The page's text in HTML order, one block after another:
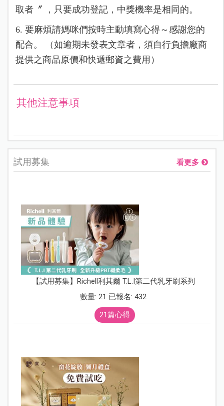
取者〞 ，只要成功登記，中獎機率是相同的。
6. 要麻煩請媽咪們按時主動填寫心得～感謝您的
配合。 （如逾期未發表文章者，須自行負擔廠商
提供之商品原價和快遞郵資之費用）
其他注意事項
試用募集 看更多
【試用募集】Richell利其爾 T.L.I第二代乳牙刷系列
數量: 21 已報名: 432
21篇心得